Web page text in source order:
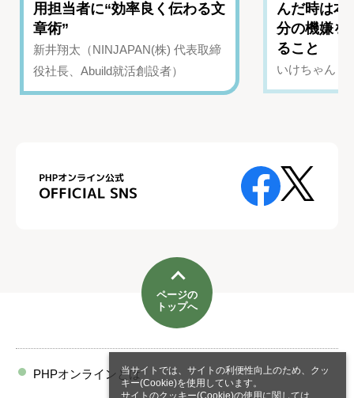
当サイトでは、サイトの利便性向上のため、クッ
キー(Cookie)を使用しています。
サイトのクッキー(Cookie)の使用に関しては、
用担当者に“効率良く伝わる文
章術”
新井翔太（NINJAPAN(株) 代表取締
役社長、Abuild就活創設者）
んだ時は
分の機嫌を
ること
いけちゃん（
ページの
トップへ
PHPオンラインとは